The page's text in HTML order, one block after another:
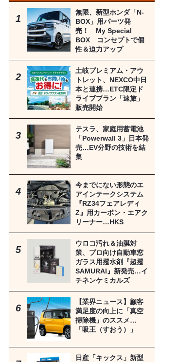
無限、新型ホンダ「N-
BOX」用パーツ発
売！ My Special
BOX コンセプトで個
性＆迫力アップ
土岐プレミアム・アウ
トレット、NEXCO中日
本と連携…ETC限定ド
ライブプラン「速旅」
販売開始
テスラ、家庭用蓄電池
「Powerwall 3」日本発
売…EV分野の技術を結
集
今までにない形態のエ
アインテークシステム
『RZ34フェアレディ
Z』用カーボン・エアク
リーナー…HKS
ウロコ汚れ＆油膜対
策、プロ向け自動車窓
ガラス用撥水剤『超撥
SAMURAI』新発売…イ
チネンケミカルズ
【業界ニュース】顧客
満足度の向上に「真空
掃除機」のススメ…
「吸王（すおう）」
日産「キックス」新型